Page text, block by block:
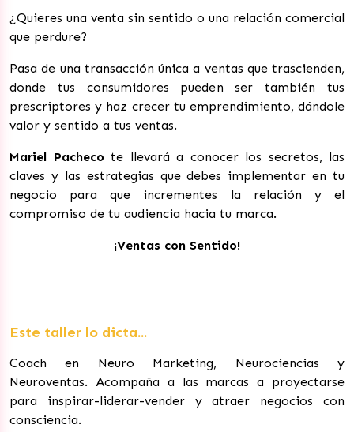
¿Quieres una venta sin sentido o una relación comercial
que perdure?
Pasa de una transacción única a ventas que trascienden,
donde tus consumidores pueden ser también tus
prescriptores y haz crecer tu emprendimiento, dándole
valor y sentido a tus ventas.
Mariel Pacheco te llevará a conocer los secretos, las
claves y las estrategias que debes implementar en tu
negocio para que incrementes la relación y el
compromiso de tu audiencia hacia tu marca.
¡Ventas con Sentido!
Este taller lo dicta...
Coach en Neuro Marketing, Neurociencias y
Neuroventas. Acompaña a las marcas a proyectarse
para inspirar-liderar-vender y atraer negocios con
consciencia.